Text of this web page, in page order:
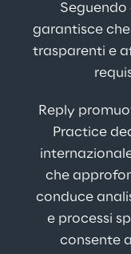
garantisce
trasparenti e
Reply
Practice
che
conduce
e processi
consente